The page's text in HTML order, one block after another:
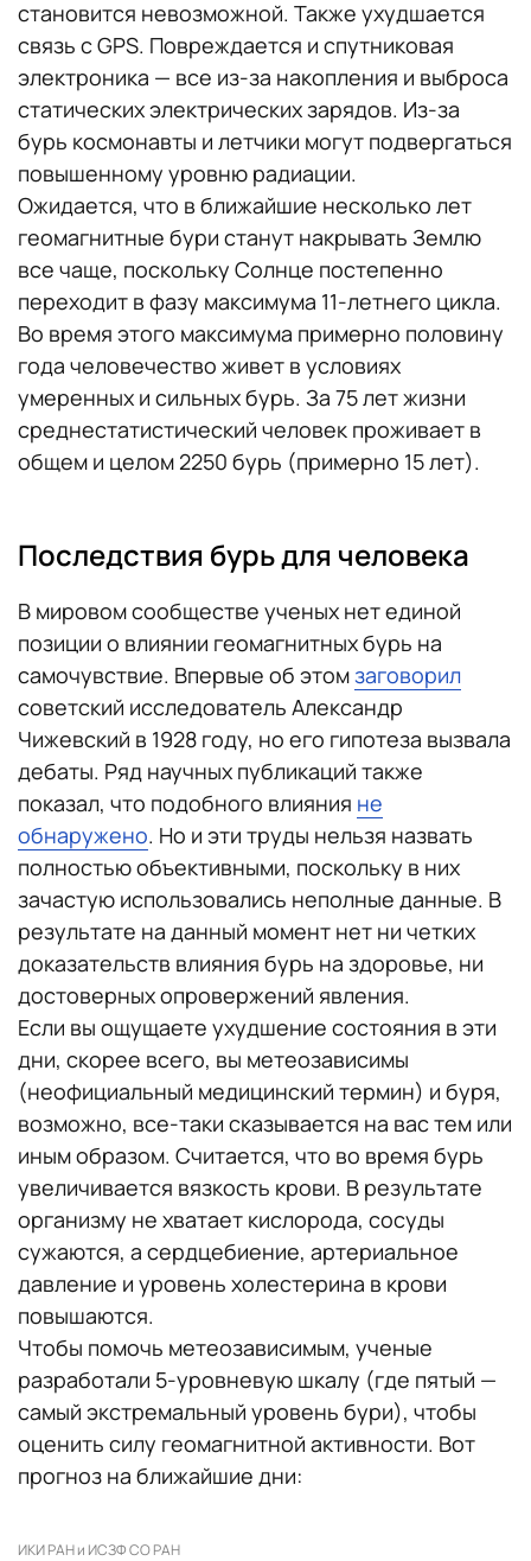
становится невозможной. Также ухудшается
связь с GPS. Повреждается и спутниковая
электроника — все из-за накопления и выброса
статических электрических зарядов. Из-за
бурь космонавты и летчики могут подвергаться
повышенному уровню радиации.
Ожидается, что в ближайшие несколько лет
геомагнитные бури станут накрывать Землю
все чаще, поскольку Солнце постепенно
переходит в фазу максимума 11-летнего цикла.
Во время этого максимума примерно половину
года человечество живет в условиях
умеренных и сильных бурь. За 75 лет жизни
среднестатистический человек проживает в
общем и целом 2250 бурь (примерно 15 лет).
Последствия бурь для человека
В мировом сообществе ученых нет единой
позиции о влиянии геомагнитных бурь на
самочувствие. Впервые об этомзаговорил
советский исследователь Александр
Чижевский в 1928 году, но его гипотеза вызвала
дебаты. Ряд научных публикаций также
показал, что подобного влияния не
обнаружено. Но и эти труды нельзя назвать
полностью объективными, поскольку в них
зачастую использовались неполные данные. В
результате на данный момент нет ни четких
доказательств влияния бурь на здоровье, ни
достоверных опровержений явления.
Если вы ощущаете ухудшение состояния в эти
дни, скорее всего, вы метеозависимы
(неофициальный медицинский термин) и буря,
возможно, все-таки сказывается на вас тем или
иным образом. Считается, что во время бурь
увеличивается вязкость крови. В результате
организму не хватает кислорода, сосуды
сужаются, а сердцебиение, артериальное
давление и уровень холестерина в крови
повышаются.
Чтобы помочь метеозависимым, ученые
разработали 5-уровневую шкалу (где пятый —
самый экстремальный уровень бури), чтобы
оценить силу геомагнитной активности. Вот
прогноз на ближайшие дни:
ИКИ РАН и ИСЗФ СО РАН